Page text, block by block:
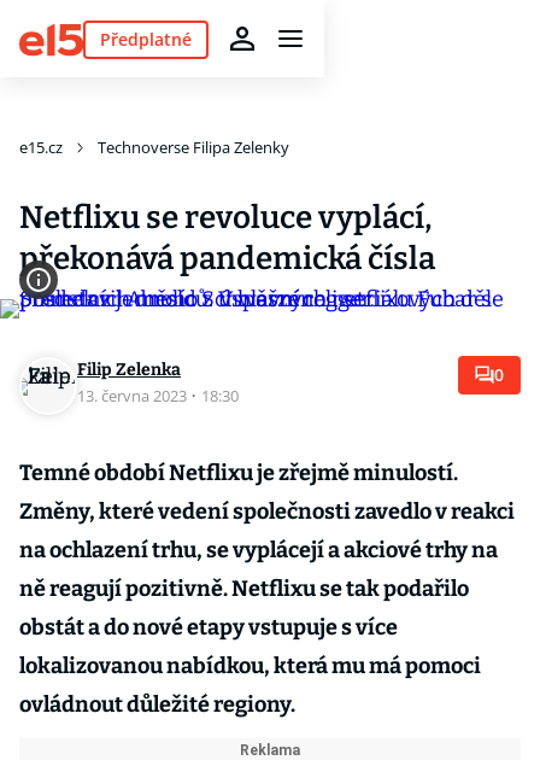
Předplatné
e15.cz Technoverse Filipa Zelenky
Netflixu se revoluce vyplácí,
překonává pandemická čísla
Filip Zelenka
13. června 2023 · 18:30
0
Temné období Netflixu je zřejmě minulostí.
Změny, které vedení společnosti zavedlo v reakci
na ochlazení trhu, se vyplácejí a akciové trhy na
ně reagují pozitivně. Netflixu se tak podařilo
obstát a do nové etapy vstupuje s více
lokalizovanou nabídkou, která mu má pomoci
ovládnout důležité regiony.